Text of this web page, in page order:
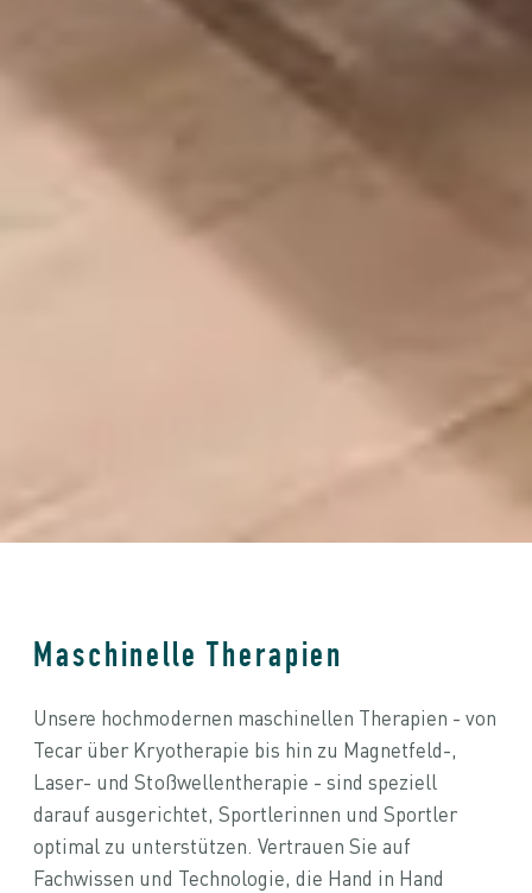
Maschinelle Therapien
Unsere hochmodernen maschinellen Therapien - von
Tecar über Kryotherapie bis hin zu Magnetfeld-,
Laser- und Stoßwellentherapie - sind speziell
darauf ausgerichtet, Sportlerinnen und Sportler
optimal zu unterstützen. Vertrauen Sie auf
Fachwissen und Technologie, die Hand in Hand